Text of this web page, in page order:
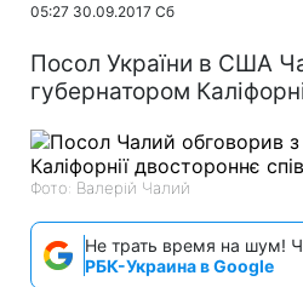
05:27 30.09.2017 Сб
Посол України в США
губернатором
Фото: Валерій Чалий
Не трать время на шум!
РБК-Украина в Google